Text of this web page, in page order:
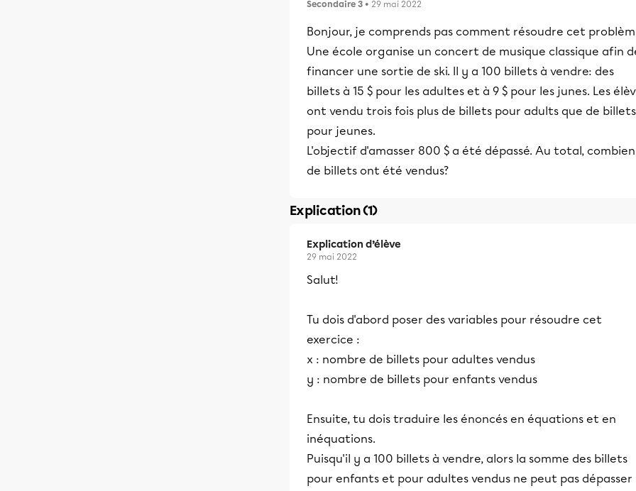
Secondaire 3 • 29 mai 2022
Bonjour, je comprends pas comment résoudre cet
Une école organise un concert de musique classique afin
financer une sortie de ski. Il y a 100 billets à vendre: des
billets à 15 $ pour les adultes et à 9 $ pour les junes. Les
ont vendu trois fois plus de billets pour adults que de billets
pour jeunes.
L'objectif d'amasser 800 $ a été dépassé. Au total, combien
de billets ont été vendus?
Explication (1)
Explication d’élève
29 mai 2022
Salut!
Tu dois d'abord poser des variables pour résoudre cet
exercice :
x : nombre de billets pour adultes vendus
y : nombre de billets pour enfants vendus
Ensuite, tu dois traduire les énoncés en équations et en
inéquations.
Puisqu'il y a 100 billets à vendre, alors la somme des billets
pour enfants et pour adultes vendus ne peut pas dépasser